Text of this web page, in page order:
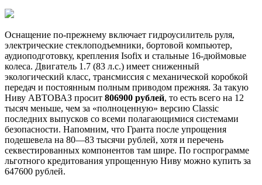
Оснащение по-прежнему включает гидроусилитель руля,
электрические стеклоподъемники, бортовой компьютер,
аудиоподготовку, крепления Isofix и стальные 16-дюймовые
колеса. Двигатель 1.7 (83 л.с.) имеет сниженный
экологический класс, трансмиссия с механической коробкой
передач и постоянным полным приводом прежняя. За такую
Ниву АВТОВАЗ просит 806900 рублей, то есть всего на 12
тысяч меньше, чем за «полноценную» версию Classic
последних выпусков со всеми полагающимися системами
безопасности. Напомним, что Гранта после упрощения
подешевела на 80—83 тысячи рублей, хотя и перечень
секвестированных компонентов там шире. По госпрограмме
льготного кредитования упрощенную Ниву можно купить за
647600 рублей.